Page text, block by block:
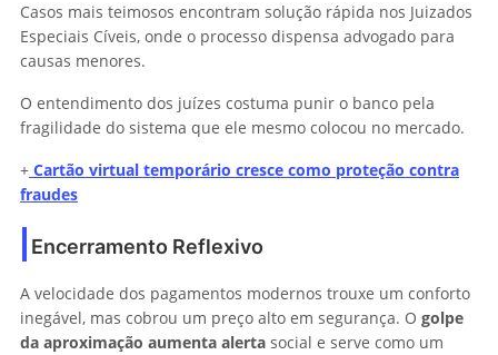
Casos mais teimosos encontram solução rápida nos Juizados
Especiais Cíveis, onde o processo dispensa advogado para
causas menores.
O entendimento dos juízes costuma punir o banco pela
fragilidade do sistema que ele mesmo colocou no mercado.
+ Cartão virtual temporário cresce como proteção contra
fraudes
Encerramento Reflexivo
A velocidade dos pagamentos modernos trouxe um conforto
inegável, mas cobrou um preço alto em segurança. O golpe
da aproximação aumenta alerta social e serve como um